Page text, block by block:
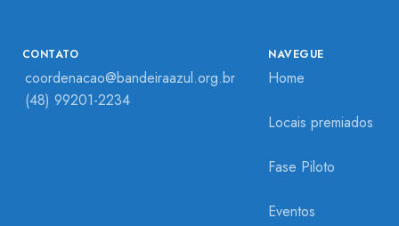
NAVEGUE
Home
Locais premiados
Fase Piloto
Eventos
CONTATO
coordenacao@bandeiraazul.org.br
(48) 99201-2234